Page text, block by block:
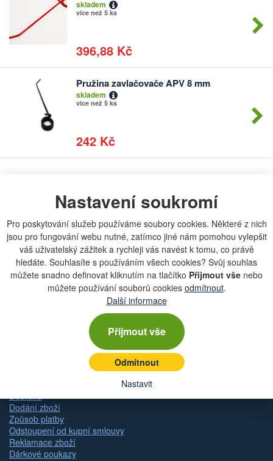
Nastavení soukromí
Pro poskytování služeb používáme soubory cookies. Některé z nich
jsou pro fungování webu nutné, zatímco jiné nám pomohou vylepšit
váš uživatelský zážitek a rychleji vás navést k tomu, co právě
hledáte. Souhlasíte s používáním všech cookies? Svůj souhlas
můžete snadno definovat kliknutím na tlačítko Přijmout vše nebo
můžete používání souborů cookies odmítnout.
Další informace
Přijmout vše
Odmítnout
Nastavit
skladem
více než 5 ks
396,88 Kč
kusů
Pružina zavlačovače APV 8 mm
skladem
více než 5 ks
242 Kč
Počet
kusů
Chcete dostávat lákavé nabídky přímo do své e-
Zobrazit aktuální newsletter
Rychlá navigace
Zásady ochrany osobních údajů (GDPR)
Doprava
Dodání zboží
Způsob platby
Odstoupení od kupní smlouvy
Reklamace zboží
Dárkové poukazy